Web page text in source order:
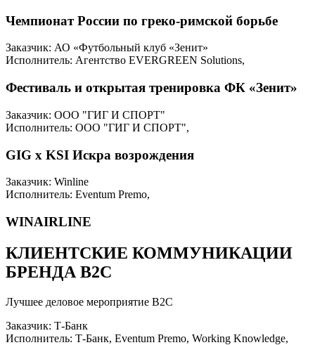
Чемпионат России по греко-римской борьбе
Заказчик: АО «Футбольный клуб «Зенит»
Исполнитель: Агентство EVERGREEN Solutions,
Фестиваль и открытая тренировка ФК «Зенит»
Заказчик: ООО "ГИГ И СПОРТ"
Исполнитель: ООО "ГИГ И СПОРТ",
GIG x KSI Искра возрождения
Заказчик: Winline
Исполнитель: Eventum Premo,
WINAIRLINE
КЛИЕНТСКИЕ КОММУНИКАЦИИ
БРЕНДА B2C
Лучшее деловое мероприятие B2C
Заказчик: Т-Банк
Исполнитель: Т-Банк, Eventum Premo, Working Knowledge,